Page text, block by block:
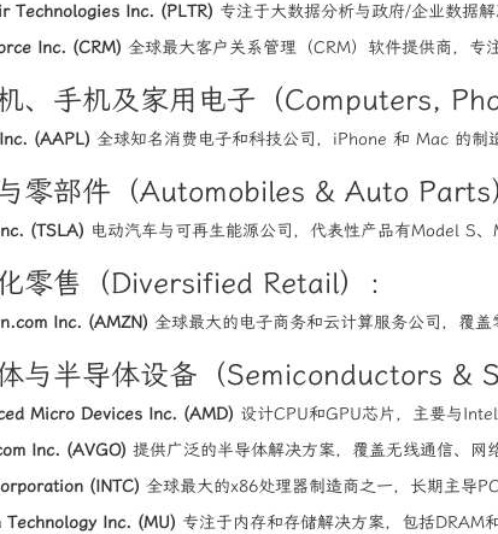
Technologies Inc. (PLTR) 专注于大数据分析与政府/企业数据
Inc. (CRM) 全球最大客户关系管理（CRM）软件提供商，
、手机及家用电子（Computers,
(AAPL) 全球知名消费电子和科技公司，iPhone 和 Mac 的制
零部件（Automobiles & Auto Parts
(TSLA) 电动汽车与可再生能源公司，代表性产品有Model S
零售（Diversified Retail）：
Inc. (AMZN) 全球最大的电子商务和云计算服务公司，覆
与半导体设备（Semiconductors &
Micro Devices Inc. (AMD) 设计CPU和GPU芯片，主要与
Inc. (AVGO) 提供广泛的半导体解决方案，覆盖无线通信、
(INTC) 全球最大的x86处理器制造商之一，长期主导
Technology Inc. (MU) 专注于内存和存储解决方案，包括DRAM